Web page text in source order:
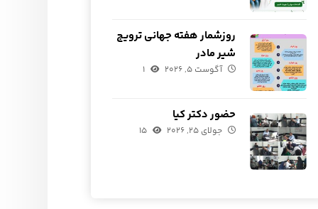
روزشمار هفته جهانی ترویج
شیر مادر
آگوست ۵, ۲۰۲۶ ۱
حضور دکتر کیا
جولای ۲۵, ۲۰۲۶ ۱۵